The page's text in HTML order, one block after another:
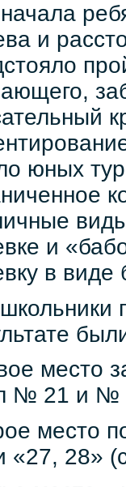
и
юных
и
в виде
место
№ 21 и №
место
«27, 28»